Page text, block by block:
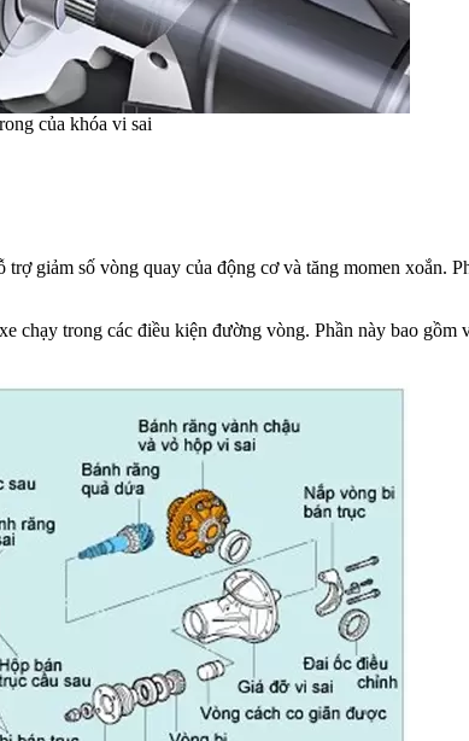
của khóa vi sai
giảm số vòng quay của động cơ và tăng momen xoắn.
trong các điều kiện đường vòng. Phần này bao gồm